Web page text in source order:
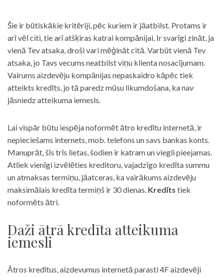
Šie ir būtiskākie kritēriji, pēc kuriem ir jāatbilst. Protams ir
arī vēl citi, tie arī atšķiras katrai kompānijai. Ir svarīgi zināt, ja
vienā Tev atsaka, droši vari mēģināt citā. Varbūt vienā Tev
atsaka, jo Tavs vecums neatbilst viņu klienta nosacījumam.
Vairums aizdevēju kompānijas nepaskaidro kāpēc tiek
atteikts kredīts, jo tā paredz mūsu likumdošana, ka nav
jāsniedz atteikuma iemesls.
Lai vispār būtu iespēja noformēt ātro kredītu internetā, ir
nepieciešams internets, mob. telefons un savs bankas konts.
Manuprāt, šīs trīs lietas, šodien ir katram un viegli pieejamas.
Atliek vienīgi izvēlēties kreditoru, vajadzīgo kredīta summu
un atmaksas termiņu, jāatceras, ka vairākums aizdevēju
maksimālais kredīta termiņš ir 30 dienas. Kredīts tiek
noformēts ātri.
Daži ātrā kredīta atteikuma
iemesli
Ātros kredītus, aizdevumus internetā parasti 4F aizdevēji